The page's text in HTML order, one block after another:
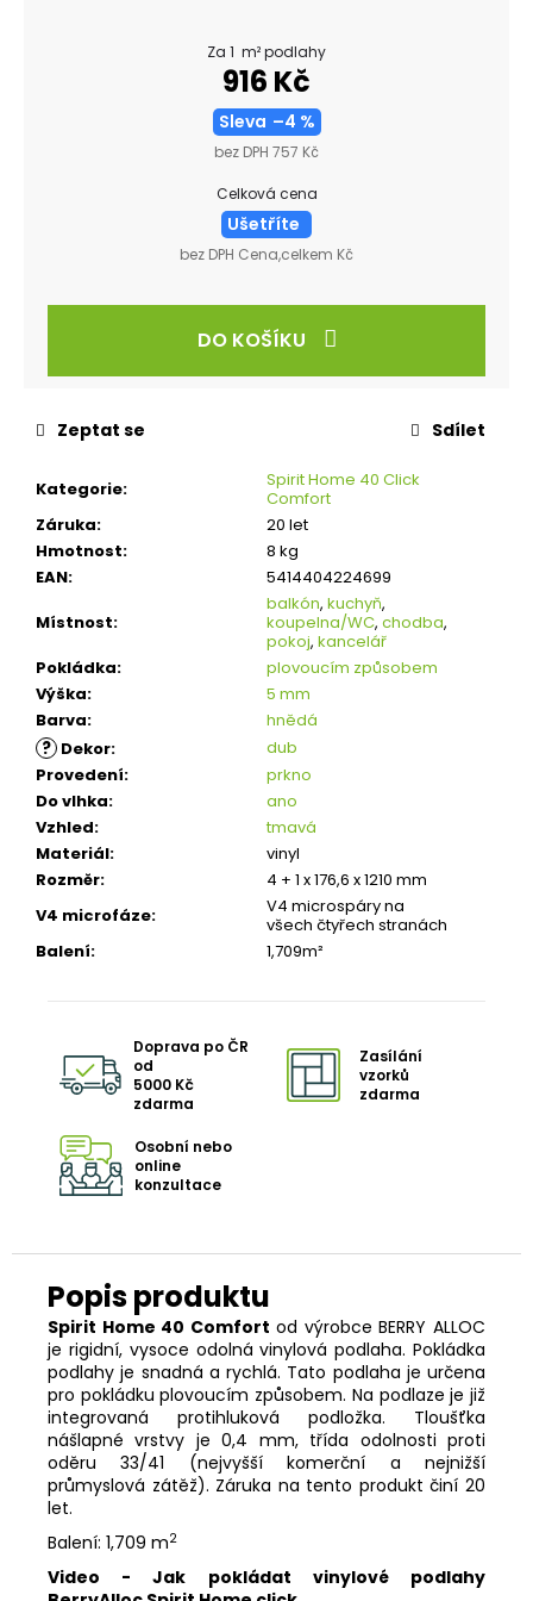
Za 1 m² podlahy
916 Kč
Sleva –4 %
bez DPH 757 Kč
Celková cena
Ušetříte
bez DPH Cena,celkem Kč
DO KOŠÍKU
Kategorie:
Spirit Home 40 Click
Comfort
Záruka:
20 let
Hmotnost:
8 kg
EAN:
5414404224699
Místnost:
balkón, kuchyň,
koupelna/WC, chodba,
pokoj, kancelář
Pokládka:
plovoucím způsobem
Výška:
5 mm
Barva: hnědá
? Dekor:
dub
Provedení:
prkno
Do vlhka:
ano
Vzhled:
tmavá
Materiál:
vinyl
Rozměr:
4 + 1 x 176,6 x 1210 mm
V4 microfáze:
V4 microspáry na
všech čtyřech stranách
Balení: 1,709m²
Zeptat se Sdílet
Doprava po ČR
od
5000 Kč
zdarma
Zasílání
vzorků
zdarma
Osobní nebo
online
konzultace
Spirit Home 40 Comfort od výrobce BERRY ALLOC
je rigidní, vysoce odolná vinylová podlaha. Pokládka
podlahy je snadná a rychlá. Tato podlaha je určena
pro pokládku plovoucím způsobem. Na podlaze je již
integrovaná protihluková podložka. Tloušťka
nášlapné vrstvy je 0,4 mm, třída odolnosti proti
oděru 33/41 (nejvyšší komerční a nejnižší
průmyslová zátěž). Záruka na tento produkt činí 20
let.
Balení: 1,709 m2
Video - Jak pokládat vinylové podlahy